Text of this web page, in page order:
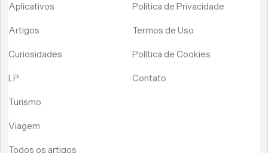
Aplicativos
Artigos
Curiosidades
LP
Turismo
Viagem
Todos os artigos
Política de Privacidade
Termos de Uso
Política de Cookies
Contato